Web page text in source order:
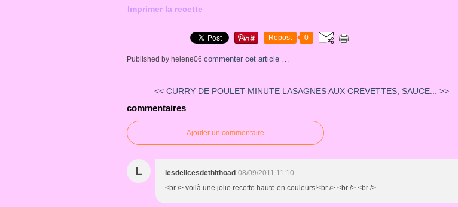
Imprimer la recette
Repost 0
Published by helene06 commenter cet article …
<< CURRY DE POULET MINUTE LASAGNES AUX CREVETTES, SAUCE... >>
commentaires
Ajouter un commentaire
L lesdelicesdethithoad 08/09/2011 11:10
<br /> voilà une jolie recette haute en couleurs!<br /> <br /> <br />